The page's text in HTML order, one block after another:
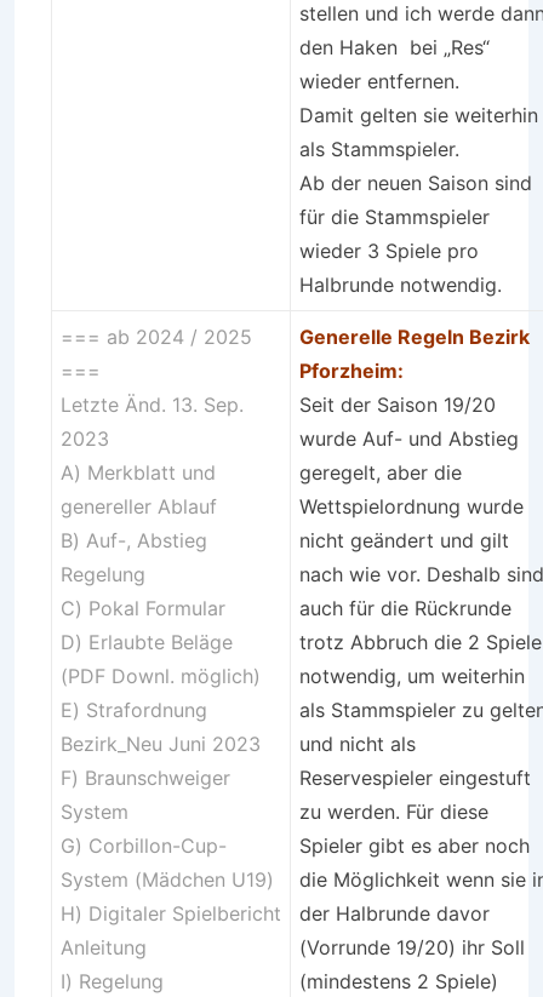
stellen und ich werde
den Haken bei „Res“
wieder entfernen.
Damit gelten sie weiterhin
als Stammspieler.
Ab der neuen Saison sind
für die Stammspieler
wieder 3 Spiele pro
Halbrunde notwendig.
=== ab 2024 / 2025
===
Letzte Änd. 13. Sep.
2023
A) Merkblatt und
genereller Ablauf
B) Auf-, Abstieg
Regelung
C) Pokal Formular
D) Erlaubte Beläge
(PDF Downl. möglich)
E) Strafordnung
Bezirk_Neu Juni 2023
F) Braunschweiger
System
G) Corbillon-Cup-
System (Mädchen U19)
H) Digitaler Spielbericht
Anleitung
I) Regelung
Generelle Regeln Bezirk
Pforzheim:
Seit der Saison 19/20
wurde Auf- und Abstieg
geregelt, aber die
Wettspielordnung wurde
nicht geändert und gilt
nach wie vor. Deshalb sind
auch für die Rückrunde
trotz Abbruch die 2 Spiele
notwendig, um weiterhin
als Stammspieler zu
und nicht als
Reservespieler eingestuft
zu werden. Für diese
Spieler gibt es aber noch
die Möglichkeit wenn sie
der Halbrunde davor
(Vorrunde 19/20) ihr Soll
(mindestens 2 Spiele)